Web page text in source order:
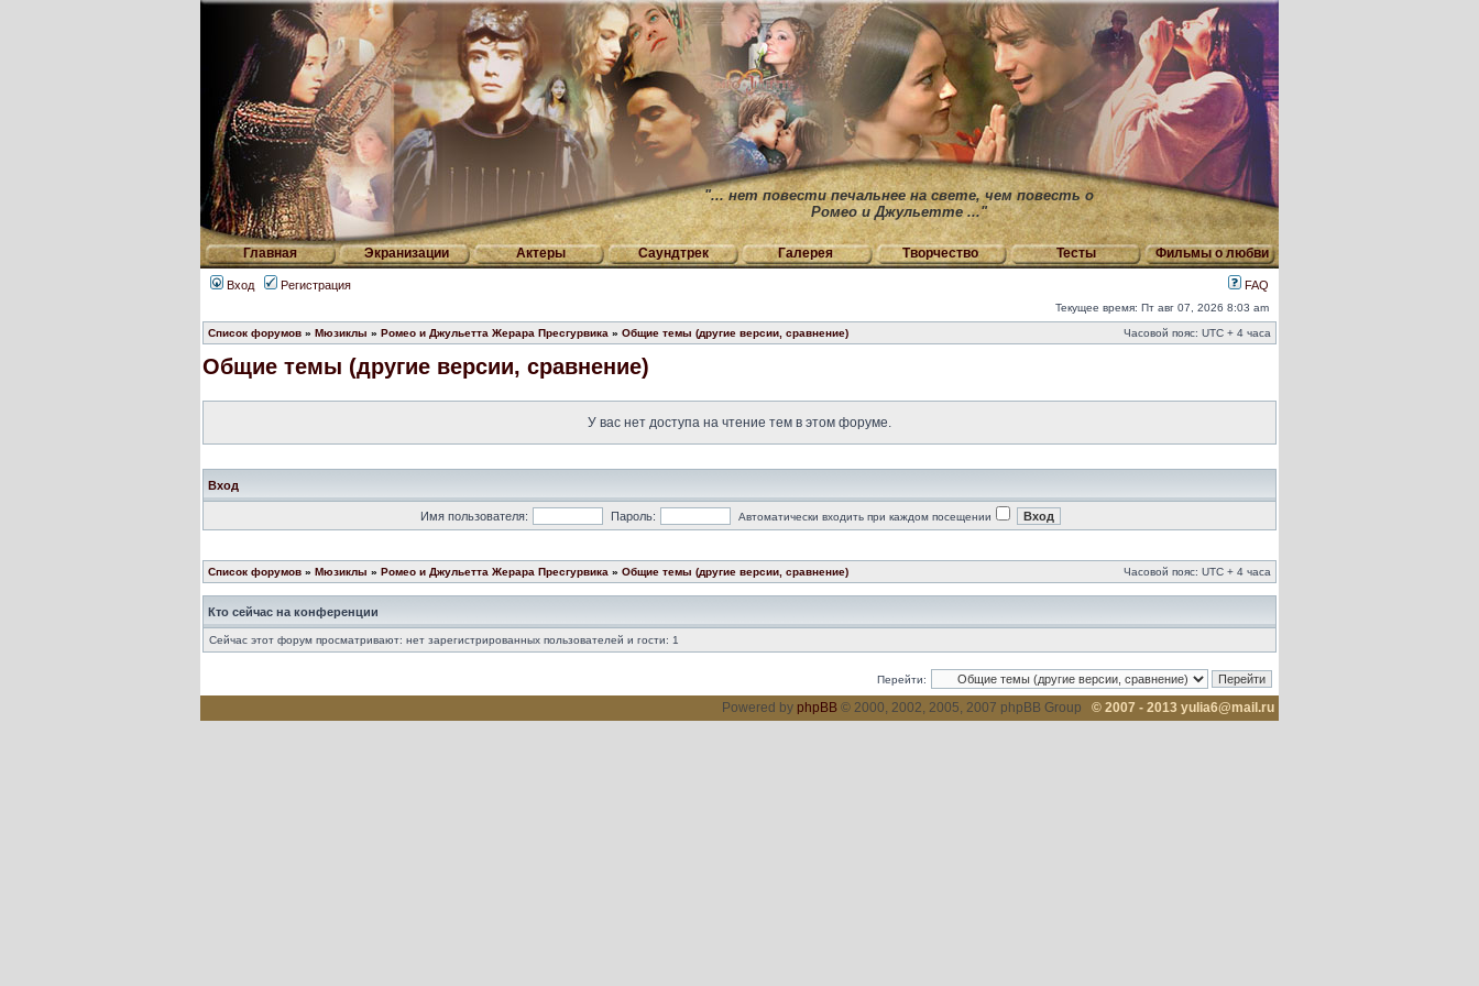
"... нет повести печальнее на свете, чем повесть о
Ромео и Джульетте ..."
Главная Экранизации Актеры Саундтрек Галерея Творчество Тесты Фильмы о любви
Вход Регистрация FAQ
Текущее время: Пт авг 07, 2026 8:03 am
Список форумов » Мюзиклы » Ромео и Джульетта Жерара Пресгурвика » Общие темы (другие версии, сравнение) Часовой пояс: UTC + 4 часа
Общие темы (другие версии, сравнение)
У вас нет доступа на чтение тем в этом форуме.
Вход
Имя пользователя: Пароль: Автоматически входить при каждом посещении
Список форумов » Мюзиклы » Ромео и Джульетта Жерара Пресгурвика » Общие темы (другие версии, сравнение) Часовой пояс: UTC + 4 часа
Кто сейчас на конференции
Сейчас этот форум просматривают: нет зарегистрированных пользователей и гости: 1
Перейти:
Powered by phpBB © 2000, 2002, 2005, 2007 phpBB Group © 2007 - 2013 yulia6@mail.ru